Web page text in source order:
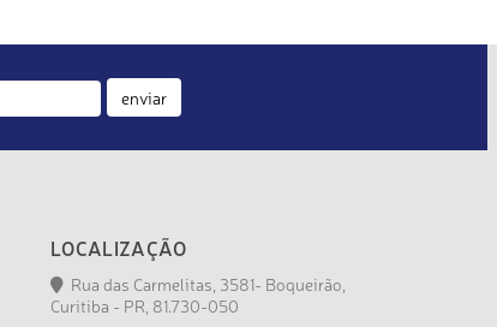
enviar
LOCALIZAÇÃO
Rua das Carmelitas, 3581- Boqueirão,
Curitiba - PR, 81.730-050